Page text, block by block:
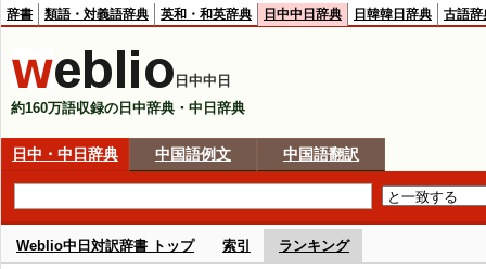
辞書 類語・対義語辞典 英和・和英辞典 日中中日辞典 日韓韓日辞典 古語辞
日中中日
約160万語収録の日中辞典・中日辞典
日中・中日辞典 中国語例文 中国語翻訳
Weblio中日対訳辞書 トップ 索引 ランキング